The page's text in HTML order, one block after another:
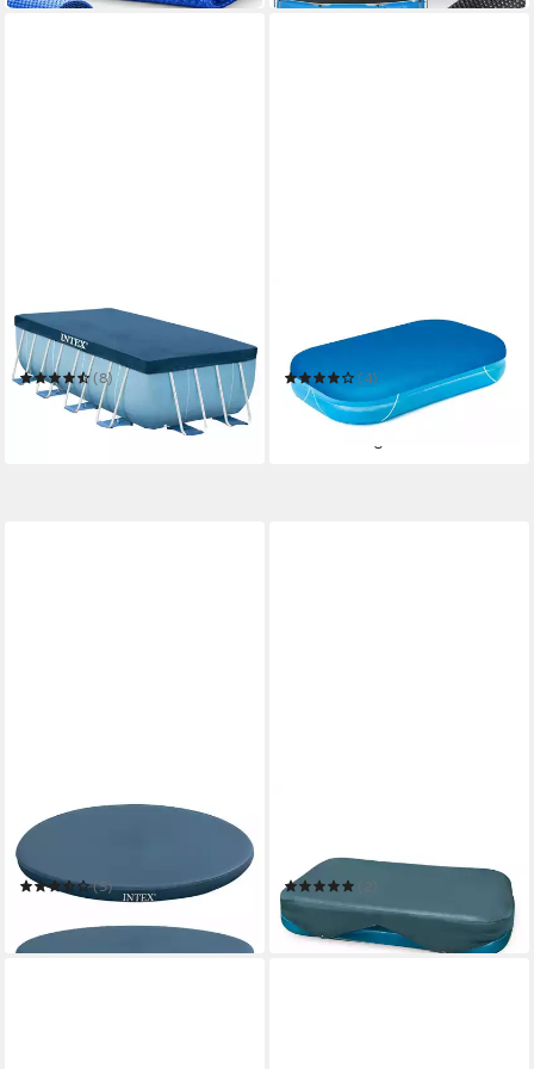
Pool-Abdeckplane Krystal
Clear Pool Basics
(8)
ab 30,99 €
in 3-4 Werktagen bei dir
Pool-Abdeckplane Bestway
Flowclear Abdeckplane für
Family-Pools 262
(4)
ab 12,14 €
(1,87 €/ 1 qm)
Pool-Abdeckplane
(5)
in 2-3 Werktagen bei dir
Poolabdeckung rechteckig
blau - 305 x 183 cm
(2)
ab 10,49 €
in 4-5 Werktagen bei dir